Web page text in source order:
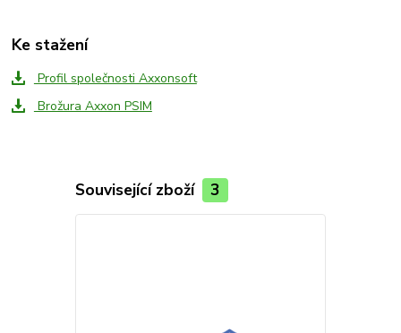
Ke stažení
Profil společnosti Axxonsoft
Brožura Axxon PSIM
Související zboží 3